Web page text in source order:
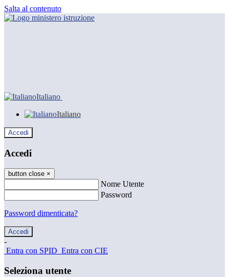
Salta al contenuto
Italiano
Italiano
Accedi
Accedi
button close ×
Nome Utente
Password
Password dimenticata?
-
Entra con SPID Entra con CIE
Seleziona utente